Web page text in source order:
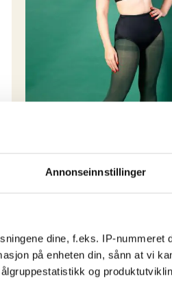
Annonseinnstillinger
dine, f.eks. IP-nummeret
på enheten din, sånn at vi
og
selv handlet i
) så hvorfor skal
kule byene har?
vikarer og
spennende å se hva
Forest Green Opaque
kr169,00
Dette